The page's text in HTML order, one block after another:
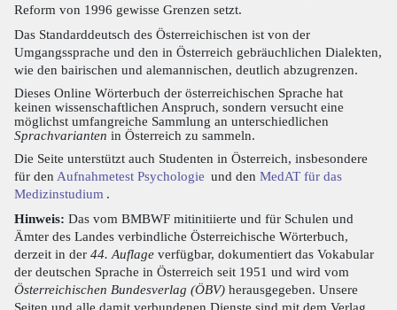
Reform von 1996 gewisse Grenzen setzt.
Das Standarddeutsch des Österreichischen ist von der
Umgangssprache und den in Österreich gebräuchlichen Dialekten,
wie den bairischen und alemannischen, deutlich abzugrenzen.
Dieses Online Wörterbuch der österreichischen Sprache hat
keinen wissenschaftlichen Anspruch, sondern versucht eine
möglichst umfangreiche Sammlung an unterschiedlichen
Sprachvarianten in Österreich zu sammeln.
Die Seite unterstützt auch Studenten in Österreich, insbesondere
für den Aufnahmetest Psychologie und den MedAT für das
Medizinstudium .
Hinweis: Das vom BMBWF mitinitiierte und für Schulen und
Ämter des Landes verbindliche Österreichische Wörterbuch,
derzeit in der 44. Auflage verfügbar, dokumentiert das Vokabular
der deutschen Sprache in Österreich seit 1951 und wird vom
Österreichischen Bundesverlag (ÖBV) herausgegeben. Unsere
Seiten und alle damit verbundenen Dienste sind mit dem Verlag